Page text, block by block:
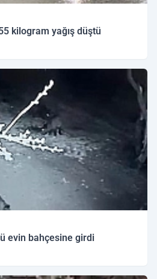
kilogram yağış düştü
evin bahçesine girdi